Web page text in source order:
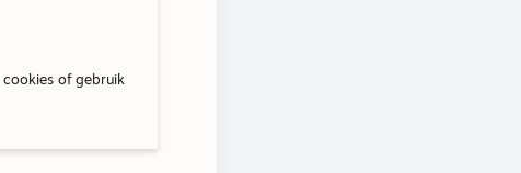
of gebruik